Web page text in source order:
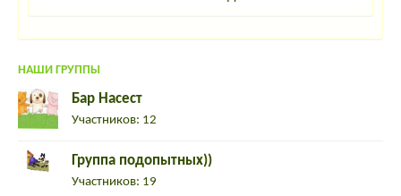
НАШИ ГРУППЫ
Бар Насест
Участников: 12
Группа подопытных))
Участников: 19